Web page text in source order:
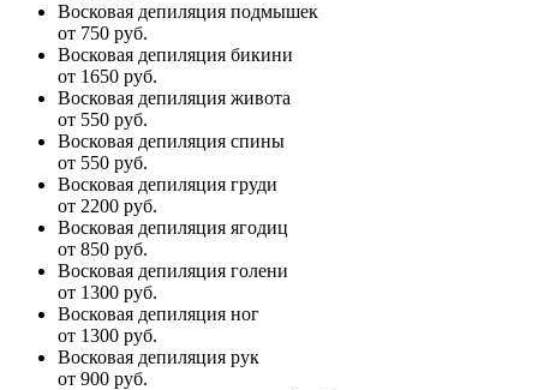
Восковая депиляция подмышек
от 750 руб.
Восковая депиляция бикини
от 1650 руб.
Восковая депиляция живота
от 550 руб.
Восковая депиляция спины
от 550 руб.
Восковая депиляция груди
от 2200 руб.
Восковая депиляция ягодиц
от 850 руб.
Восковая депиляция голени
от 1300 руб.
Восковая депиляция ног
от 1300 руб.
Восковая депиляция рук
от 900 руб.